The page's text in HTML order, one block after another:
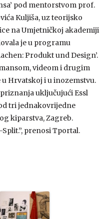
pod mentorstvom prof.
Kuljiša, uz teorijsko
na Umjetničkoj akademiji
je u programu
Produkt und Design’.
videom i drugim
Hrvatskoj i u inozemstvu.
uključujući Essl
tri jednakovrijedne
kiparstva, Zagreb.
prenosi Tportal.